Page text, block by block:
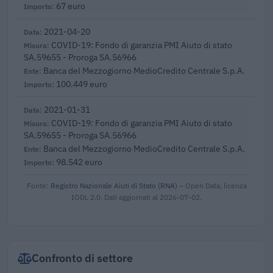
67 euro
2021-04-20
COVID-19: Fondo di garanzia PMI Aiuto di stato
SA.59655 - Proroga SA.56966
Banca del Mezzogiorno MedioCredito Centrale S.p.A.
100.449 euro
2021-01-31
COVID-19: Fondo di garanzia PMI Aiuto di stato
SA.59655 - Proroga SA.56966
Banca del Mezzogiorno MedioCredito Centrale S.p.A.
98.542 euro
Fonte: Registro Nazionale Aiuti di Stato (RNA) – Open Data, licenza
IODL 2.0. Dati aggiornati al 2026-07-02.
Confronto di settore